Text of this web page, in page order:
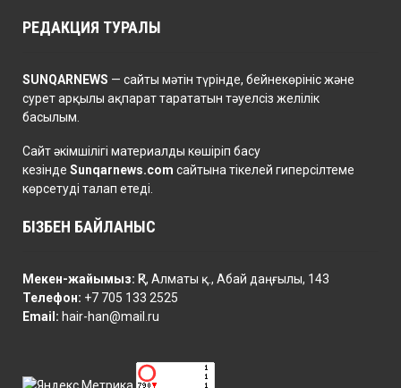
РЕДАКЦИЯ ТУРАЛЫ
SUNQARNEWS — сайты мәтін түрінде, бейнекөрініс және
сурет арқылы ақпарат тарататын тәуелсіз желілік
басылым.
Сайт әкімшілігі материалды көшіріп басу
кезінде Sunqarnews.com сайтына тікелей гиперсілтеме
көрсетуді талап етеді.
БІЗБЕН БАЙЛАНЫС
Мекен-жайымыз: ҚР, Алматы қ., Абай даңғылы, 143
Телефон: +7 705 133 2525
Email: hair-han@mail.ru